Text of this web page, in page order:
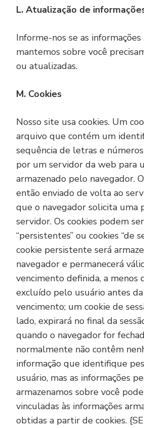
L. Atualização de
Informe-nos se as
mantemos sobre você
ou atualizadas.
M. Cookies
Nosso site usa cookies. Um
arquivo que contém um
sequência de letras e
por um servidor da web para
armazenado pelo navegador.
então enviado de volta ao
que o navegador solicita uma
servidor. Os cookies podem
“persistentes” ou cookies “de
cookie persistente será
navegador e permanecerá
vencimento definida, a menos
excluído pelo usuário antes
vencimento; um cookie de
lado, expirará no final da
quando o navegador for
normalmente não contêm
informação que identifique
usuário, mas as informações
armazenamos sobre você
vinculadas às informações
obtidas a partir de cookies.